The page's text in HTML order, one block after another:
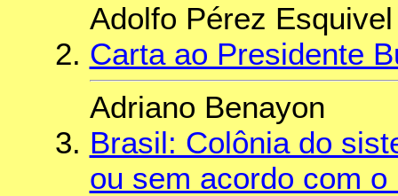
Adolfo Pérez Esquivel
Carta ao Presidente
Adriano Benayon
Brasil: Colônia do
ou sem acordo com o